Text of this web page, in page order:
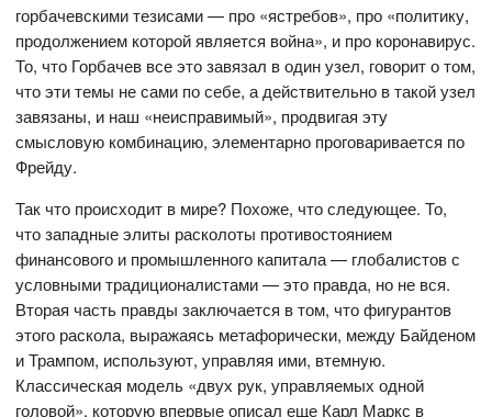
горбачевскими тезисами — про «ястребов», про «политику,
продолжением которой является война», и про коронавирус.
То, что Горбачев все это завязал в один узел, говорит о том,
что эти темы не сами по себе, а действительно в такой узел
завязаны, и наш «неисправимый», продвигая эту
смысловую комбинацию, элементарно проговаривается по
Фрейду.
Так что происходит в мире? Похоже, что следующее. То,
что западные элиты расколоты противостоянием
финансового и промышленного капитала — глобалистов с
условными традиционалистами — это правда, но не вся.
Вторая часть правды заключается в том, что фигурантов
этого раскола, выражаясь метафорически, между Байденом
и Трампом, используют, управляя ими, втемную.
Классическая модель «двух рук, управляемых одной
головой», которую впервые описал еще Карл Маркс в